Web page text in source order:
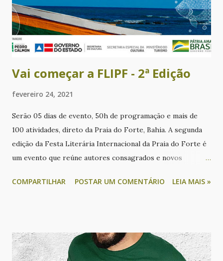
Vai começar a FLIPF - 2ª Edição
fevereiro 24, 2021
Serão 05 dias de evento, 50h de programação e mais de
100 atividades, direto da Praia do Forte, Bahia. A segunda
edição da Festa Literária Internacional da Praia do Forte é
um evento que reúne autores consagrados e novos
a leitura e valorizando a produção literária. Com curadoria
hoje (quarta-feira), 24/02, às 18h30, com participação dos
organizadores e apoiadores do evento, além dos Caretas
COMPARTILHAR POSTAR UM COMENTÁRIO LEIA MAIS »